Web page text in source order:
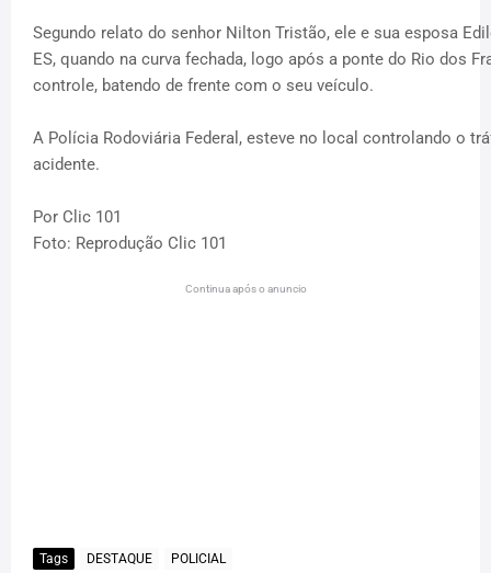
Segundo relato do senhor Nilton Tristão, ele e sua esposa
ES, quando na curva fechada, logo após a ponte do Rio dos
controle, batendo de frente com o seu veículo.
A Polícia Rodoviária Federal, esteve no local controlando o
acidente.
Por Clic 101
Foto: Reprodução Clic 101
Continua após o anuncio
Tags DESTAQUE POLICIAL